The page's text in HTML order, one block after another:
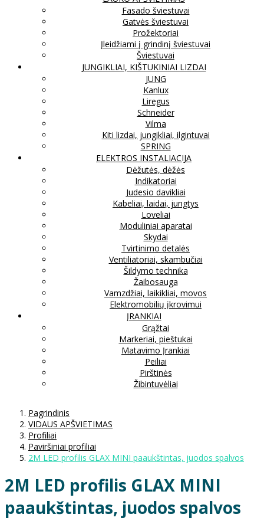
Fasado šviestuvai
Gatvės šviestuvai
Prožektoriai
Įleidžiami į grindinį šviestuvai
Šviestuvai
JUNGIKLIAI, KIŠTUKINIAI LIZDAI
JUNG
Kanlux
Liregus
Schneider
Vilma
Kiti lizdai, jungikliai, ilgintuvai
SPRING
ELEKTROS INSTALIACIJA
Dėžutės, dėžės
Indikatoriai
Judesio davikliai
Kabeliai, laidai, jungtys
Loveliai
Moduliniai aparatai
Skydai
Tvirtinimo detalės
Ventiliatoriai, skambučiai
Šildymo technika
Žaibosauga
Vamzdžiai, laikikliai, movos
Elektromobilių įkrovimui
ĮRANKIAI
Grąžtai
Markeriai, pieštukai
Matavimo Įrankiai
Peiliai
Pirštinės
Žibintuvėliai
Pagrindinis
VIDAUS APŠVIETIMAS
Profiliai
Paviršiniai profiliai
2M LED profilis GLAX MINI paaukštintas, juodos spalvos
2M LED profilis GLAX MINI
paaukštintas, juodos spalvos